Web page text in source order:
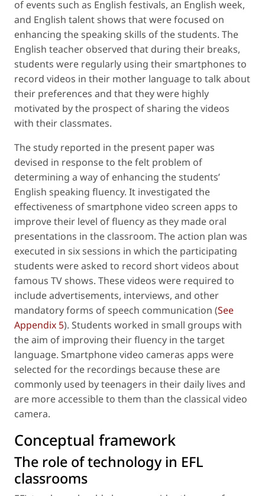
of events such as English festivals, an English week,
and English talent shows that were focused on
enhancing the speaking skills of the students. The
English teacher observed that during their breaks,
students were regularly using their smartphones to
record videos in their mother language to talk about
their preferences and that they were highly
motivated by the prospect of sharing the videos
with their classmates.
The study reported in the present paper was
devised in response to the felt problem of
determining a way of enhancing the students’
English speaking fluency. It investigated the
effectiveness of smartphone video screen apps to
improve their level of fluency as they made oral
presentations in the classroom. The action plan was
executed in six sessions in which the participating
students were asked to record short videos about
famous TV shows. These videos were required to
include advertisements, interviews, and other
mandatory forms of speech communication (See
Appendix 5). Students worked in small groups with
the aim of improving their fluency in the target
language. Smartphone video cameras apps were
selected for the recordings because these are
commonly used by teenagers in their daily lives and
are more accessible to them than the classical video
camera.
Conceptual framework
The role of technology in EFL
classrooms